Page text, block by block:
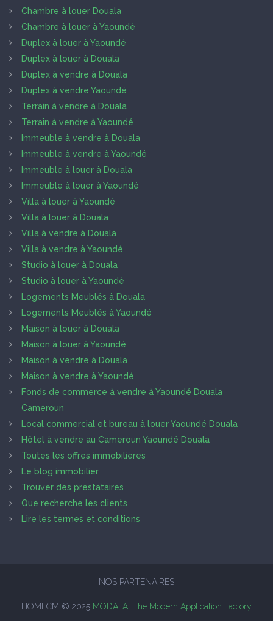
Chambre à louer Douala
Chambre à louer à Yaoundé
Duplex à louer à Yaoundé
Duplex à louer à Douala
Duplex à vendre à Douala
Duplex à vendre Yaoundé
Terrain à vendre à Douala
Terrain à vendre à Yaoundé
Immeuble à vendre à Douala
Immeuble à vendre à Yaoundé
Immeuble à louer à Douala
Immeuble à louer à Yaoundé
Villa à louer à Yaoundé
Villa à louer à Douala
Villa à vendre à Douala
Villa à vendre à Yaoundé
Studio à louer à Douala
Studio à louer à Yaoundé
Logements Meublés à Douala
Logements Meublés à Yaoundé
Maison à louer à Douala
Maison à louer à Yaoundé
Maison à vendre à Douala
Maison à vendre à Yaoundé
Fonds de commerce à vendre à Yaoundé Douala
Cameroun
Local commercial et bureau à louer Yaoundé Douala
Hôtel à vendre au Cameroun Yaoundé Douala
Toutes les offres immobilières
Le blog immobilier
Trouver des prestataires
Que recherche les clients
Lire les termes et conditions
NOS PARTENAIRES
HOMECM © 2025 MODAFA, The Modern Application Factory